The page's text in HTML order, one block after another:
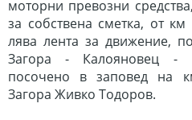
моторни превозни
за собствена сметка, от
лява лента за движение,
Загора - Калояновец -
посочено в заповед на
Загора Живко Тодоров.